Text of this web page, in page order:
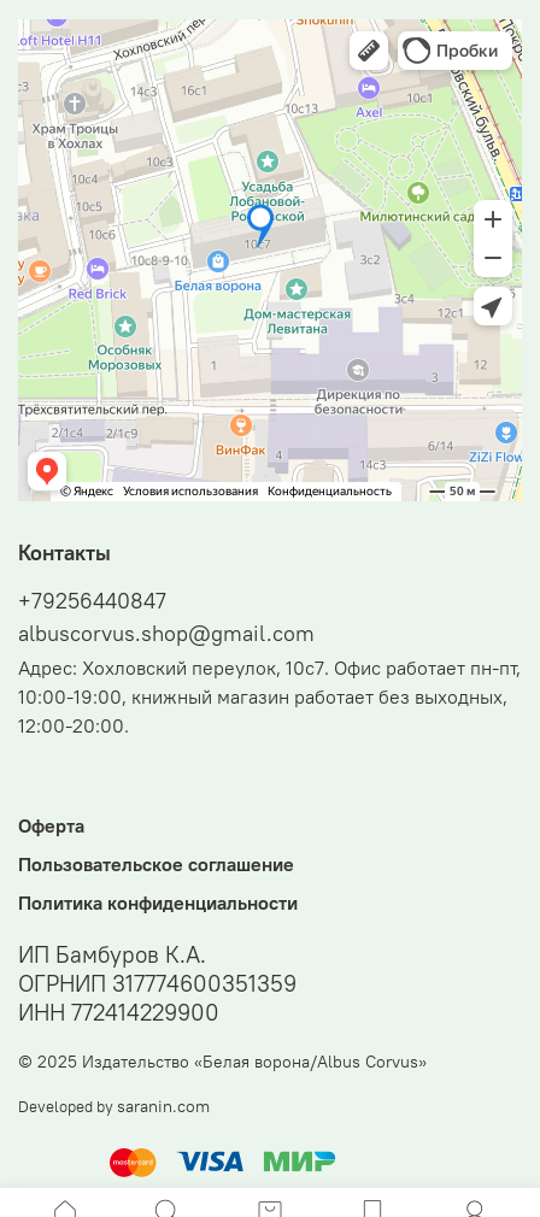
Контакты
+79256440847
albuscorvus.shop@gmail.com
Адрес: Хохловский переулок, 10с7. Офис работает пн-пт,
10:00-19:00, книжный магазин работает без выходных,
12:00-20:00.
Оферта
Пользовательское соглашение
Политика конфиденциальности
ИП Бамбуров К.А.
ОГРНИП 317774600351359
ИНН 772414229900
© 2025 Издательство «Белая ворона/Albus Corvus»
Developed by saranin.com